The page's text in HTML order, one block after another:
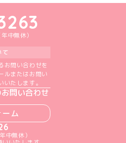
ーみんTikTok公式アカウント
どりーみんX公式アカウント
めいどりーみんInstagram公式アカウント
めいどりーみんFacebook公式アカウン
めいどりーみんYouTube公式アカ
中無休）
て
お問い合わせを
ルまたはお問い
たします。
問い合わせ
ム
中無休）